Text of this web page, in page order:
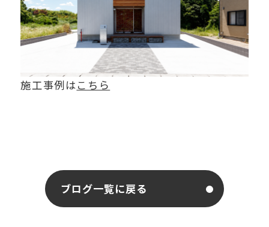
施工事例はこちら
ブログ一覧に戻る